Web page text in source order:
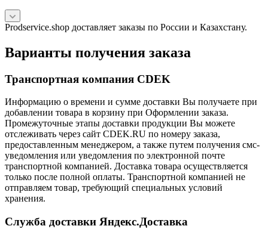
Prodservice.shop доставляет заказы по России и Казахстану.
Варианты получения заказа
Транспортная компания CDEK
Информацию о времени и сумме доставки Вы получаете при
добавлении товара в корзину при Оформлении заказа.
Промежуточные этапы доставки продукции Вы можете
отслеживать через сайт CDEK.RU по номеру заказа,
предоставленным менеджером, а также путем получения смс-
уведомления или уведомления по электронной почте
транспортной компанией. Доставка товара осуществляется
только после полной оплаты. Транспортной компанией не
отправляем товар, требующий специальных условий
хранения.
Служба доставки Яндекс.Доставка